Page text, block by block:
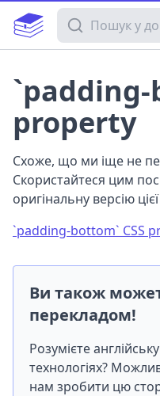
Пошук у
`padding-
property
Схоже, що ми іще не
Скористайтеся цим
оригінальну версію
`padding-bottom` CSS
Ви також
перекладом!
Розумієте
технологіях?
нам зробити цю